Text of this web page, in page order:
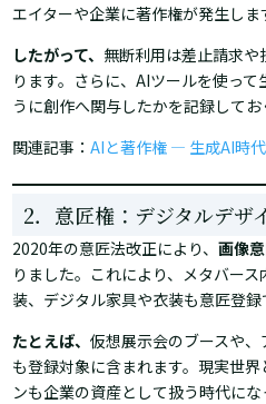
エイターや企業に著作権が発生しま
したがって、 無断利用は差止請求
ります。さらに、AIツールを使っ
うに創作へ関与したかを記録してお
関連記事：AIと著作権 ― 生成AI時
2．意匠権：デジタルデザ
2020年の意匠法改正により、画像
りました。これにより、メタバー
装、デジタル家具や衣装も意匠登録
たとえば、仮想展示会のブースや
も登録対象に含まれます。現実世
ンも企業の資産として扱う時代にな